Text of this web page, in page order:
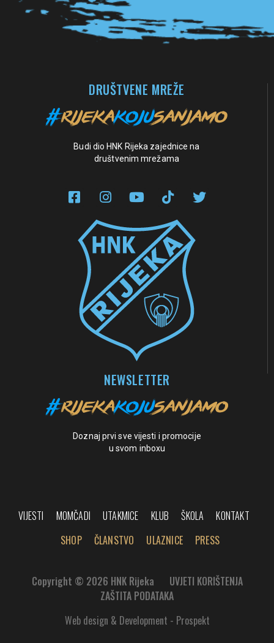
DRUŠTVENE MREŽE
Budi dio HNK Rijeka zajednice na
društvenim mrežama
NEWSLETTER
Doznaj prvi sve vijesti i promocije
u svom inboxu
VIJESTI MOMČADI UTAKMICE KLUB ŠKOLA
KONTAKT
SHOP
ČLANSTVO ULAZNICE PRESS
Copyright © 2026 HNK Rijeka
UVJETI KORIŠTENJA
ZAŠTITA PODATAKA
Web design & Development - Prospekt